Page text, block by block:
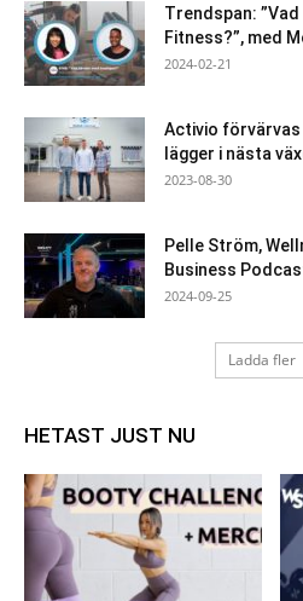
Trendspan:
Fitness?”, med
2024-02-21
Activio förvärvas
lägger i nästa
2023-08-30
Pelle Ström,
Business
2024-09-25
Ladda fler
HETAST JUST NU